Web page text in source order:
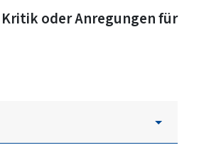
Kritik oder Anregungen für